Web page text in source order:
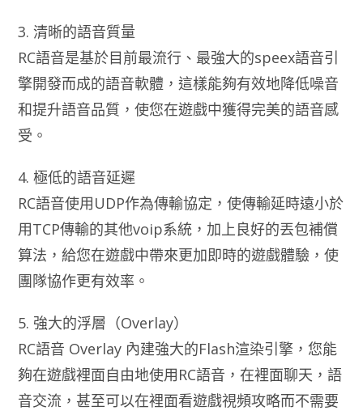
3. 清晰的語音質量
RC語音是基於目前最流行、最強大的speex語音引
擎開發而成的語音軟體，這樣能夠有效地降低噪音
和提升語音品質，使您在遊戲中獲得完美的語音感
受。
4. 極低的語音延遲
RC語音使用UDP作為傳輸協定，使傳輸延時遠小於
用TCP傳輸的其他voip系統，加上良好的丟包補償
算法，給您在遊戲中帶來更加即時的遊戲體驗，使
團隊協作更有效率。
5. 強大的浮層（Overlay）
RC語音 Overlay 內建強大的Flash渲染引擎，您能
夠在遊戲裡面自由地使用RC語音，在裡面聊天，語
音交流，甚至可以在裡面看遊戲視頻攻略而不需要